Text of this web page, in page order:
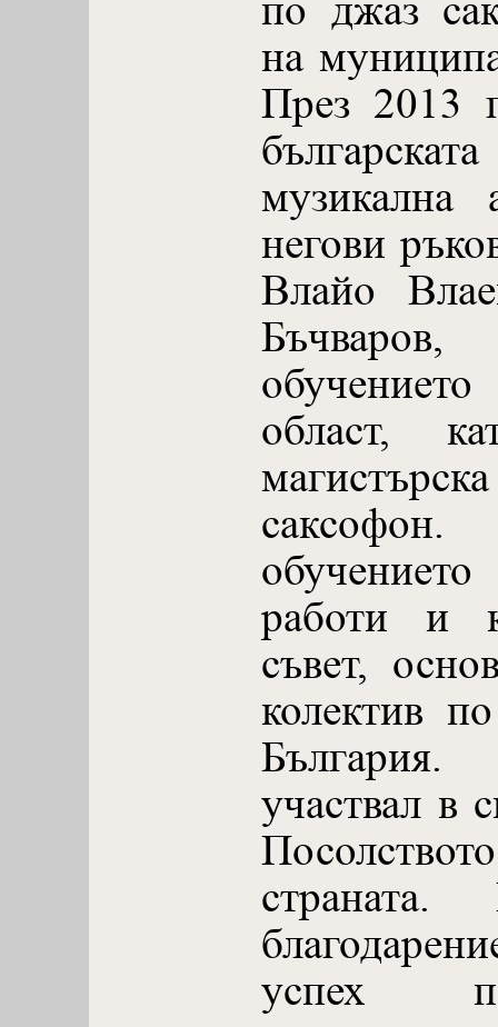
по джаз
на
През 2013
музикална
негови
Влайо
област,
работи и
съвет,
колектив
участвал в
успех